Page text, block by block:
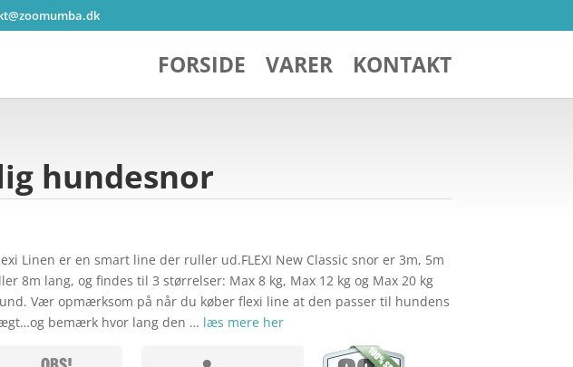
FORSIDE VARER KONTAKT
hundesnor
Linen er en smart line der ruller ud.FLEXI New Classic snor er 3m, 5m
8m lang, og findes til 3 størrelser: Max 8 kg, Max 12 kg og Max 20 kg
Vær opmærksom på når du køber flexi line at den passer til hundens
bemærk hvor lang den … læs mere her